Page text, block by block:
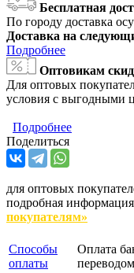
Бесплатная
По городу доставка
Доставка на
Подробнее
Оптовикам
Для оптовых
условия с выгодными
Подробнее
Поделиться
для оптовых
подробная
покупателям»
Способы
оплаты
Оплата
переводом